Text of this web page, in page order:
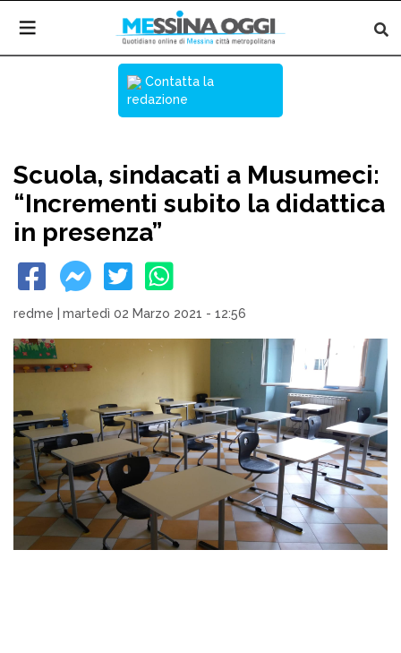
Contatta la
redazione
Scuola, sindacati a Musumeci:
“Incrementi subito la didattica
in presenza”
redme martedì 02 Marzo 2021 - 12:56